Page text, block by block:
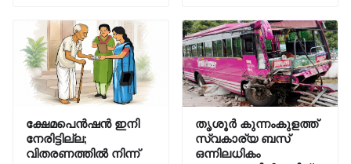
ക്ഷേമപെൻഷൻ ഇനി
നേരിട്ടില്ല;
വിതരണത്തിൽ നിന്ന്
തൃശൂർ കുന്നംകുളത്ത്
സ്വകാര്യ ബസ്
ഒന്നിലധികം